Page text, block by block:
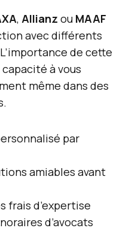
, Allianz ou MAAF
avec différents
de cette
à vous
même dans des
par
amiables avant
frais d’expertise
d’avocats